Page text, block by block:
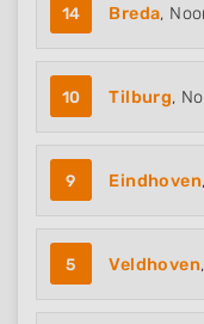
14 Breda,
10 Tilburg,
9 Eindhoven
5 Veldhoven